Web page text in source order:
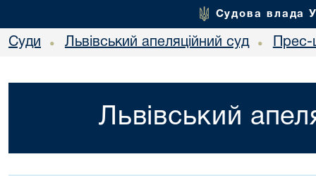
Судова влада
Суди • Львівський апеляційний суд •
Львівський